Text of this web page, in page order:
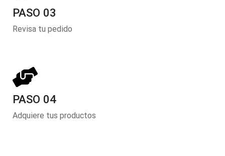
PASO 03
Revisa tu pedido
PASO 04
Adquiere tus productos